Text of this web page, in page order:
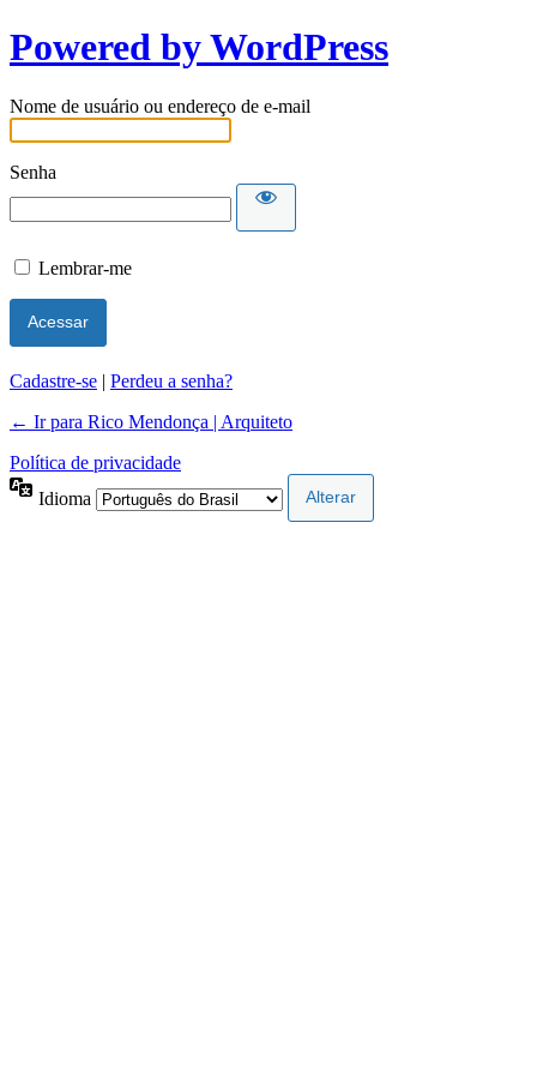
Powered by WordPress
Nome de usuário ou endereço de e-mail
Senha
Lembrar-me
Cadastre-se | Perdeu a senha?
← Ir para Rico Mendonça | Arquiteto
Política de privacidade
Idioma